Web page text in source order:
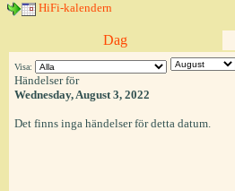
HiFi-kalendern
Dag
Visa:
Händelser för
Wednesday, August 3, 2022
Det finns inga händelser för detta datum.